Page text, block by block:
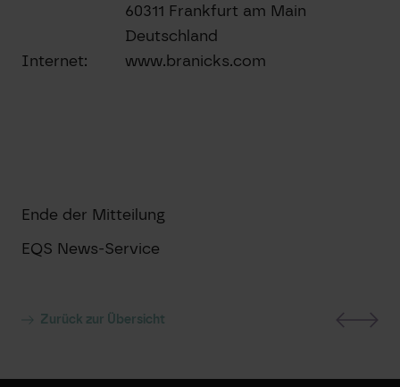
60311 Frankfurt am Main
Deutschland
Internet:
www.branicks.com
Ende der Mitteilung
EQS News-Service
Zurück zur Übersicht